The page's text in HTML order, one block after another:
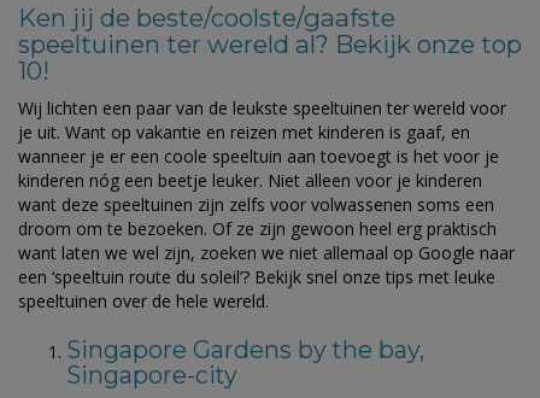
Ken jij de beste/coolste/gaafste
speeltuinen ter wereld al? Bekijk onze top
10!
Wij lichten een paar van de leukste speeltuinen ter wereld voor
je uit. Want op vakantie en reizen met kinderen is gaaf, en
wanneer je er een coole speeltuin aan toevoegt is het voor je
kinderen nóg een beetje leuker. Niet alleen voor je kinderen
want deze speeltuinen zijn zelfs voor volwassenen soms een
droom om te bezoeken. Of ze zijn gewoon heel erg praktisch
want laten we wel zijn, zoeken we niet allemaal op Google naar
een ‘speeltuin route du soleil’? Bekijk snel onze tips met leuke
speeltuinen over de hele wereld.
Singapore Gardens by the bay,
Singapore-city